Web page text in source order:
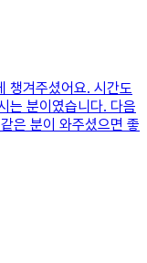
챙겨주셨어요. 시간도
는 분이였습니다. 다음
은 분이 와주셨으면 좋